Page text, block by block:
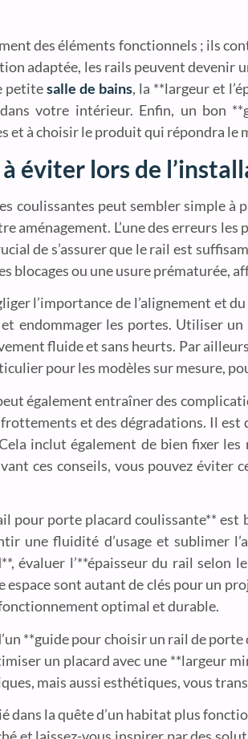
des éléments fonctionnels ; ils
adaptée, les rails peuvent devenir
petitesalle de bains, la **largeur et
votre intérieur. Enfin, un bon
et à choisir le produit qui répondra le
éviter lors de
coulissantes peut sembler simple
aménagement. L’une des erreurs
de s’assurer que le rail est
blocages ou une usure prématurée,
l’importance de l’alignement et
endommager les portes. Utiliser
fluide et sans heurts. Par
pour les modèles sur mesure,
également entraîner des
et des dégradations. Il est
inclut également de bien fixer
ces conseils, vous pouvez
pour porte placard coulissante** est
une fluidité d’usage et sublimer
évaluer l’**épaisseur du rail
sont autant de clés pour un
optimal et durable.
**guide pour choisir un rail de
un placard avec une **largeur
mais aussi esthétiques, vous
dans la quête d’un habitat plus